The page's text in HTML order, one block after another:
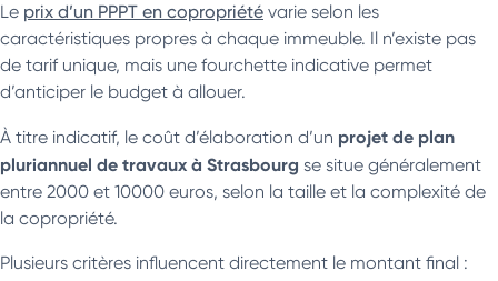
Le prix d’un PPPT en copropriété varie selon les
caractéristiques propres à chaque immeuble. Il n’existe pas
de tarif unique, mais une fourchette indicative permet
d’anticiper le budget à allouer.
À titre indicatif, le coût d’élaboration d’un projet de plan
pluriannuel de travaux à Strasbourg se situe généralement
entre 2000 et 10000 euros, selon la taille et la complexité de
la copropriété.
Plusieurs critères influencent directement le montant final :